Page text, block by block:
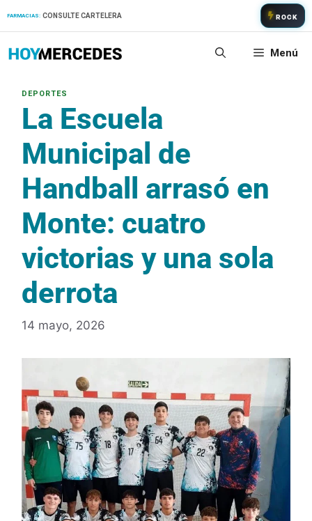
FARMACIAS: CONSULTE CARTELERA ROCK
Menú
La Escuela
Municipal de
Handball arrasó en
Monte: cuatro
victorias y una sola
derrota
14 mayo, 2026